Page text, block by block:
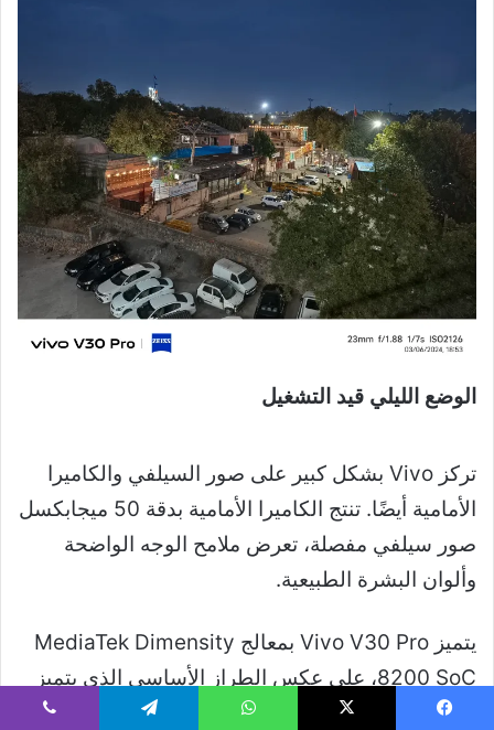
الوضع الليلي قيد التشغيل
تركز Vivo بشكل كبير على صور السيلفي والكاميرا
الأمامية أيضًا. تنتج الكاميرا الأمامية بدقة 50 ميجابكسل
صور سيلفي مفصلة، ​​تعرض ملامح الوجه الواضحة
وألوان البشرة الطبيعية.
يتميز Vivo V30 Pro بمعالج MediaTek Dimensity
8200 SoC، على عكس الطراز الأساسي الذي يتميز
بمجموعة شرائح Snapdragon. يضمن هذا المزيج